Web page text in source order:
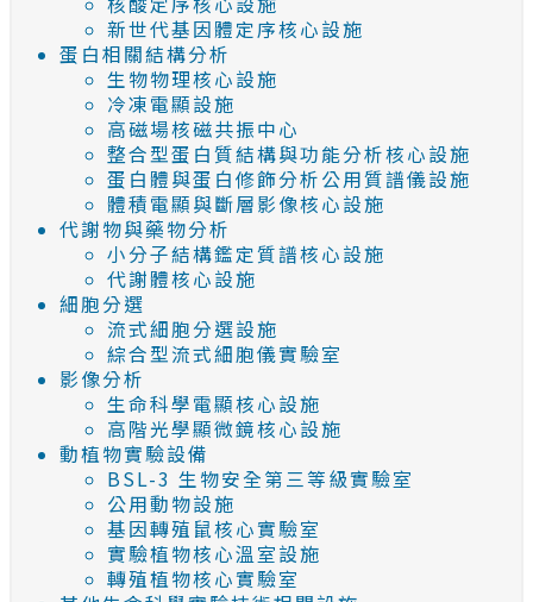
新世代基因體定序核心設施
蛋白相關結構分析
生物物理核心設施
冷凍電顯設施
高磁場核磁共振中心
整合型蛋白質結構與功能分析核心設施
蛋白體與蛋白修飾分析公用質譜儀設施
體積電顯與斷層影像核心設施
代謝物與藥物分析
小分子結構鑑定質譜核心設施
代謝體核心設施
細胞分選
流式細胞分選設施
綜合型流式細胞儀實驗室
影像分析
生命科學電顯核心設施
高階光學顯微鏡核心設施
動植物實驗設備
BSL-3 生物安全第三等級實驗室
公用動物設施
基因轉殖鼠核心實驗室
實驗植物核心溫室設施
轉殖植物核心實驗室